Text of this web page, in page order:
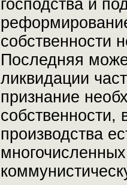
господства и
собственности
Последняя
ликвидации
признание
производства